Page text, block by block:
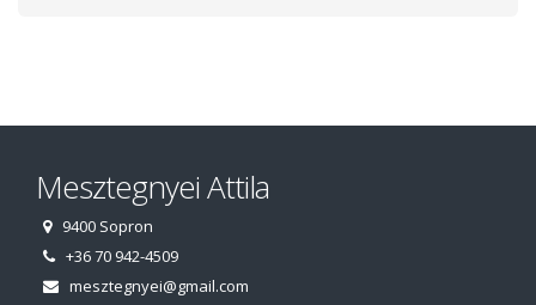
Mesztegnyei Attila
9400 Sopron
+36 70 942-4509
mesztegnyei@gmail.com